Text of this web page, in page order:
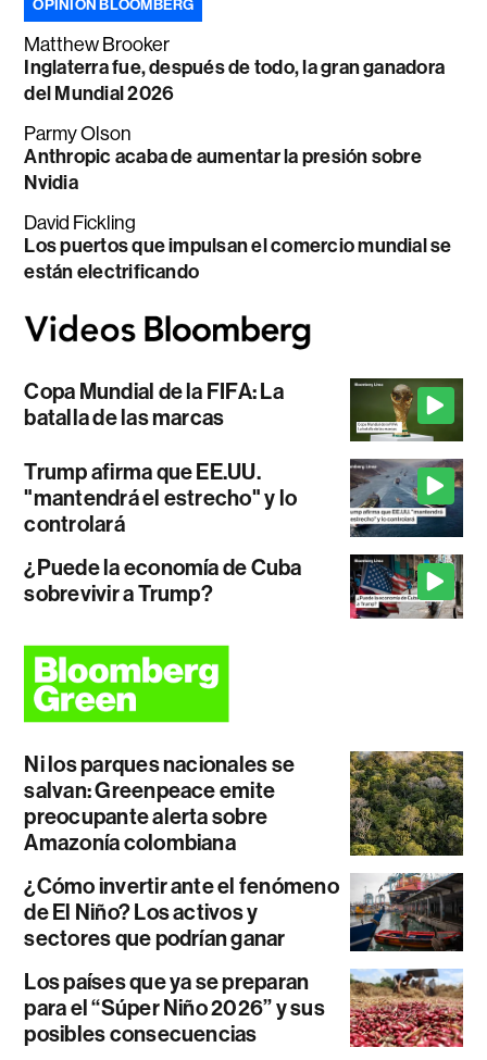
OPINIÓN BLOOMBERG
Matthew Brooker
Inglaterra fue, después de todo, la gran ganadora
del Mundial 2026
Parmy Olson
Anthropic acaba de aumentar la presión sobre
Nvidia
David Fickling
Los puertos que impulsan el comercio mundial se
están electrificando
Copa Mundial de la FIFA: La
batalla de las marcas
Trump afirma que EE.UU.
"mantendrá el estrecho" y lo
controlará
¿Puede la economía de Cuba
sobrevivir a Trump?
Ni los parques nacionales se
salvan: Greenpeace emite
preocupante alerta sobre
Amazonía colombiana
¿Cómo invertir ante el fenómeno
de El Niño? Los activos y
sectores que podrían ganar
Los países que ya se preparan
para el “Súper Niño 2026” y sus
posibles consecuencias